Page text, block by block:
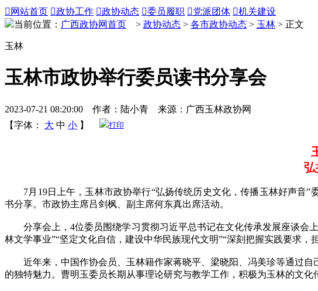
 网站首页 政协工作 政协动态 委员履职 党派团体 机关建设
当前位置： 广西政协网首页 > 政协动态 > 各市政协动态 > 玉林 > 正文
玉林
玉林市政协举行委员读书分享会
2023-07-21 08:20:00 作者：陆小青 来源：广西玉林政协网
【字体：
大 中 小 】 打印
弘
7月19日上午，玉林市政协举行“弘扬传统历史文化，传播玉林好声音”
书分享。市政协主席吕剑枫、副主席何东真出席活动。
分享会上，4位委员围绕学习贯彻习近平总书记在文化传承发展座谈会上
林文学事业”“坚定文化自信，建设中华民族现代文明”“深刻把握实践要求，
近年来，中国作协会员、玉林籍作家蒋晓平、梁晓阳、冯美珍等通过自
的独特魅力。曹明玉委员长期从事理论研究与教学工作，积极为玉林的文